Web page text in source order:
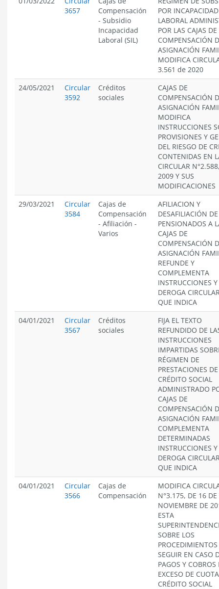
3657
Compensación
- Subsidio
Incapacidad
Laboral (SIL)
POR INCAPACIDAD
LABORAL
POR LAS CAJAS DE
COMPENSACIÓN
ASIGNACIÓN
MODIFICA
3.561 de 2020
24/05/2021
Circular
3592
Créditos
sociales
CAJAS DE
COMPENSACIÓN
ASIGNACIÓN
MODIFICA
INSTRUCCIONES
PROVISIONES Y
DEL RIESGO DE
CONTENIDAS EN
CIRCULAR
2009 Y SUS
MODIFICACIONES
29/03/2021
Circular
3584
Cajas de
Compensación
- Afiliación -
Varios
AFILIACION Y
DESAFILIACIÓN DE
PENSIONADOS A
CAJAS DE
COMPENSACIÓN
ASIGNACIÓN
REFUNDE Y
COMPLEMENTA
INSTRUCCIONES Y
DEROGA
QUE INDICA
04/01/2021
Circular
3567
Créditos
sociales
FIJA EL TEXTO
REFUNDIDO DE
INSTRUCCIONES
IMPARTIDAS
RÉGIMEN DE
PRESTACIONES DE
CRÉDITO SOCIAL
ADMINISTRADO
CAJAS DE
COMPENSACIÓN
ASIGNACIÓN
COMPLEMENTA
DETERMINADAS
INSTRUCCIONES Y
DEROGA
QUE INDICA
04/01/2021
Circular
3566
Cajas de
Compensación
MODIFICA
N°3.175, DE 16 DE
NOVIEMBRE DE
ESTA
SOBRE LOS
SEGUIR EN CASO
PAGOS Y COBROS
EXCESO DE
CRÉDITO SOCIAL